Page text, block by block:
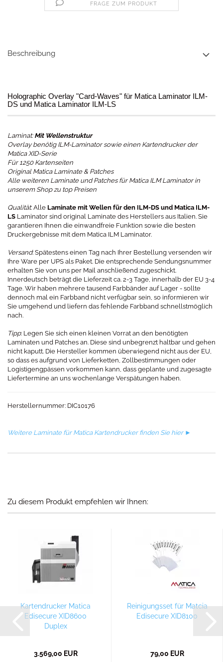
FRAGE ZUM PRODUKT
Beschreibung
Holographic Overlay "Card-Waves" für Matica Laminator ILM-
DS und Matica Laminator ILM-LS
Laminat:Mit Wellenstruktur
Overlay benötig ILM-Laminator sowie einen Kartendrucker der
Matica XID-Serie
Für 1250 Kartenseiten
Original Matica Laminate & Patches
Alle weiteren Laminate und Patches für Matica ILM Laminator in
unserem Shop zu top Preisen
Qualität: Alle Laminate mit Wellen für den ILM-DS und Matica ILM-
LS Laminator sind original Laminate des Herstellers aus Italien. Sie
garantieren Ihnen die einwandfreie Funktion sowie die besten
Druckergebnisse mit dem Matica ILM Laminator.
Versand: Spätestens einen Tag nach Ihrer Bestellung versenden wir
Ihre Ware per UPS als Paket. Die entsprechende Sendungsnummer
erhalten Sie von uns per Mail anschließend zugeschickt.
Innerdeutsch beträgt die Lieferzeit ca. 2-3 Tage, innerhalb der EU 3-4
Tage. Wir haben mehrere tausend Farbbänder auf Lager - sollte
dennoch mal ein Farbband nicht verfügbar sein, so informieren wir
Sie umgehend und liefern das fehlende Farbband schnellstmöglich
nach.
Tipp: Legen Sie sich einen kleinen Vorrat an den benötigten
Laminaten und Patches an. Diese sind unbegrenzt haltbar und gehen
nicht kaputt. Die Hersteller kommen überwiegend nicht aus der EU,
so dass es aufgrund von Lieferketten, Zollbestimmungen oder
Logistigengpässen vorkommen kann, dass geplante und zugesagte
Liefertermine an uns wochenlange Verspätungen haben.
Herstellernummer: DIC10176
Weitere Laminate für Matica Kartendrucker finden Sie hier ►
Zu diesem Produkt empfehlen wir Ihnen:
Kartendrucker Matica
Edisecure XID8600
Duplex
3.569,00 EUR
Reinigungsset für Matcia
Edisecure XID8100
79,00 EUR